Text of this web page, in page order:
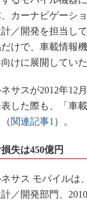
、カーナビゲーシ
計／開発を担当し
けで、車載情報
けに展開してい
サスが2012年12
表した際も、「車
関連記事1 ）。
失は450億円
サス モバイルは
計／開発部門、